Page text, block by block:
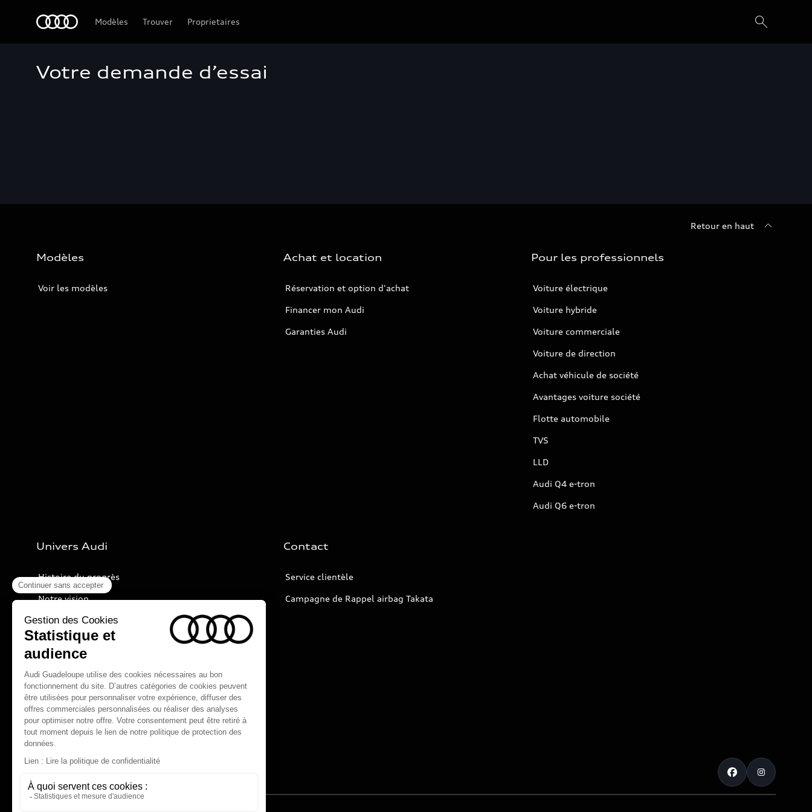
Modèles Trouver Proprietaires
Votre demande d’essai
Retour en haut
Modèles
Voir les modèles
Achat et location
Réservation et option d'achat
Financer mon Audi
Garanties Audi
Pour les professionnels
Voiture électrique
Voiture hybride
Voiture commerciale
Voiture de direction
Achat véhicule de société
Avantages voiture société
Flotte automobile
TVS
LLD
Audi Q4 e-tron
Audi Q6 e-tron
Univers Audi
Histoire du progrès
Notre vision
Audi Sport
Nos technologies
Programme culturel Audi talents
Espace actualités Audi
Contact
Service clientèle
Campagne de Rappel airbag Takata